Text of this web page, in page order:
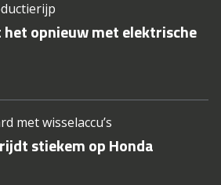
opnieuw met elektrische
met wisselaccu’s
stiekem op Honda